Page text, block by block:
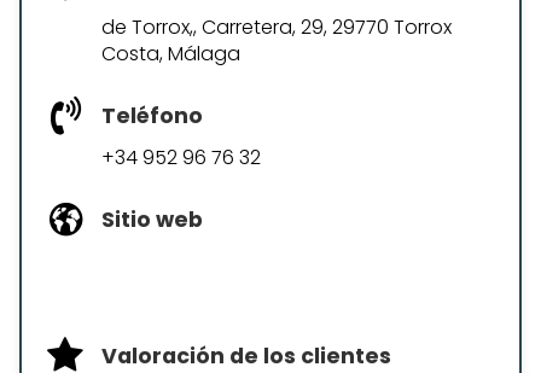
de Torrox,, Carretera, 29, 29770 Torrox
Costa, Málaga
Teléfono
+34 952 96 76 32
Sitio web
Valoración de los clientes